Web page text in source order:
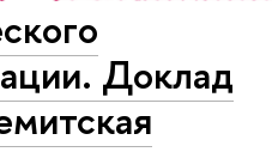
Доклад